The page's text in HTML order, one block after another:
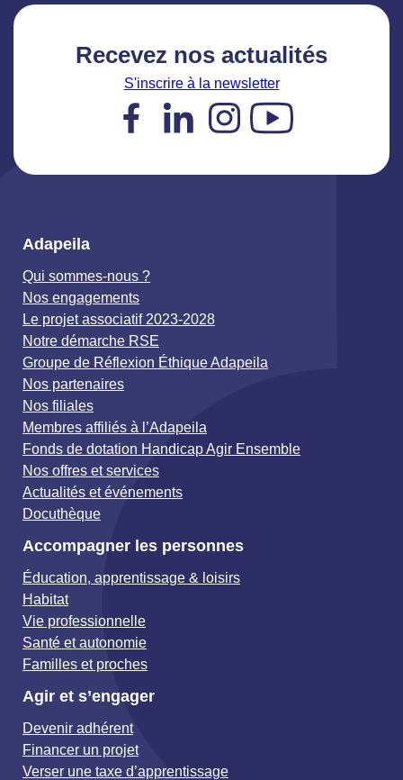
Recevez nos actualités
S'inscrire à la newsletter
Facebook
LinkedIn
Instagram
YouTube
Adapeila
Qui sommes-nous ?
Nos engagements
Le projet associatif 2023-2028
Notre démarche RSE
Groupe de Réflexion Éthique Adapeila
Nos partenaires
Nos filiales
Membres affiliés à l’Adapeila
Fonds de dotation Handicap Agir Ensemble
Nos offres et services
Actualités et événements
Docuthèque
Accompagner les personnes
Éducation, apprentissage & loisirs
Habitat
Vie professionnelle
Santé et autonomie
Familles et proches
Agir et s’engager
Devenir adhérent
Financer un projet
Verser une taxe d’apprentissage